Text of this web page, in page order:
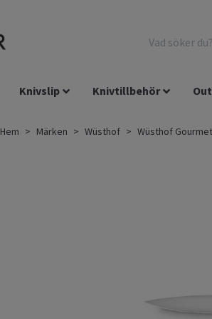
Knivslip Knivtillbehör
Hem Märken Wüsthof Wüsthof Gourmet